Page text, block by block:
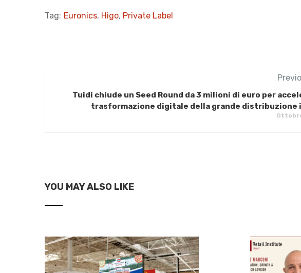
Tag: Euronics, Higo, Private Label
Tuidi chiude un Seed Round da 3 milioni di euro per
trasformazione digitale della grande distribuzione
YOU MAY ALSO LIKE